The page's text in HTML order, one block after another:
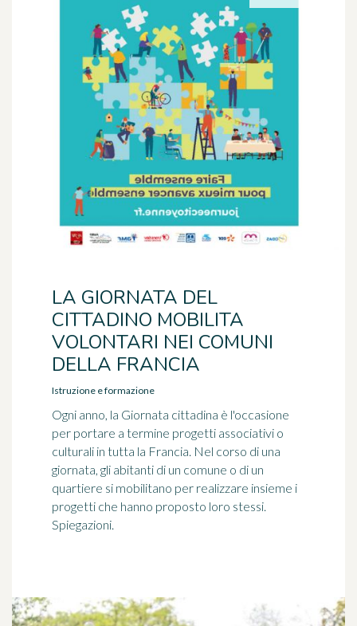
LA GIORNATA DEL
CITTADINO MOBILITA
VOLONTARI NEI COMUNI
DELLA FRANCIA
Istruzione e formazione
Ogni anno, la Giornata cittadina è l'occasione
per portare a termine progetti associativi o
culturali in tutta la Francia. Nel corso di una
giornata, gli abitanti di un comune o di un
quartiere si mobilitano per realizzare insieme i
progetti che hanno proposto loro stessi.
Spiegazioni.